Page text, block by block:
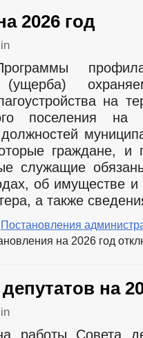
2026 год
на
поселения
граждане, и
служащие
об имуществе и
а также
Постановления
на 2026 год
на
работы Совета